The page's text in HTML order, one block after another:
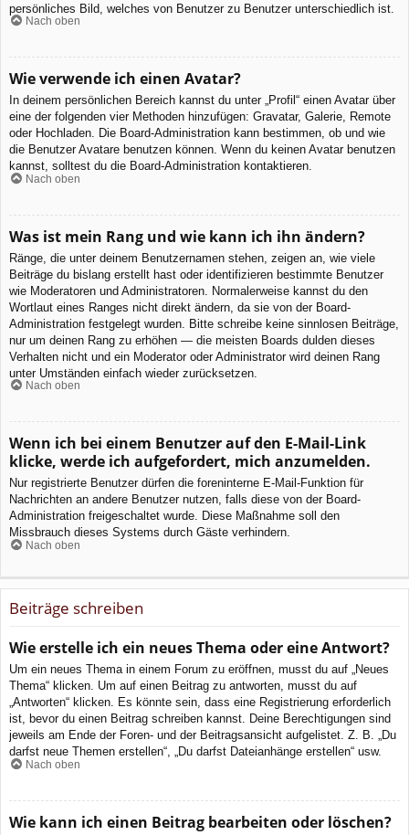
persönliches Bild, welches von Benutzer zu Benutzer unterschiedlich ist.
Nach oben
Wie verwende ich einen Avatar?
In deinem persönlichen Bereich kannst du unter „Profil“ einen Avatar über
eine der folgenden vier Methoden hinzufügen: Gravatar, Galerie, Remote
oder Hochladen. Die Board-Administration kann bestimmen, ob und wie
die Benutzer Avatare benutzen können. Wenn du keinen Avatar benutzen
kannst, solltest du die Board-Administration kontaktieren.
Nach oben
Was ist mein Rang und wie kann ich ihn ändern?
Ränge, die unter deinem Benutzernamen stehen, zeigen an, wie viele
Beiträge du bislang erstellt hast oder identifizieren bestimmte Benutzer
wie Moderatoren und Administratoren. Normalerweise kannst du den
Wortlaut eines Ranges nicht direkt ändern, da sie von der Board-
Administration festgelegt wurden. Bitte schreibe keine sinnlosen Beiträge,
nur um deinen Rang zu erhöhen — die meisten Boards dulden dieses
Verhalten nicht und ein Moderator oder Administrator wird deinen Rang
unter Umständen einfach wieder zurücksetzen.
Nach oben
Wenn ich bei einem Benutzer auf den E-Mail-Link
klicke, werde ich aufgefordert, mich anzumelden.
Nur registrierte Benutzer dürfen die foreninterne E-Mail-Funktion für
Nachrichten an andere Benutzer nutzen, falls diese von der Board-
Administration freigeschaltet wurde. Diese Maßnahme soll den
Missbrauch dieses Systems durch Gäste verhindern.
Nach oben
Beiträge schreiben
Wie erstelle ich ein neues Thema oder eine Antwort?
Um ein neues Thema in einem Forum zu eröffnen, musst du auf „Neues
Thema“ klicken. Um auf einen Beitrag zu antworten, musst du auf
„Antworten“ klicken. Es könnte sein, dass eine Registrierung erforderlich
ist, bevor du einen Beitrag schreiben kannst. Deine Berechtigungen sind
jeweils am Ende der Foren- und der Beitragsansicht aufgelistet. Z. B. „Du
darfst neue Themen erstellen“, „Du darfst Dateianhänge erstellen“ usw.
Nach oben
Wie kann ich einen Beitrag bearbeiten oder löschen?